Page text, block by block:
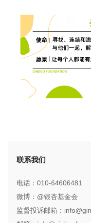
联系我们
电话：010-64606481
微博：@银杏基金会
监督投诉邮箱：